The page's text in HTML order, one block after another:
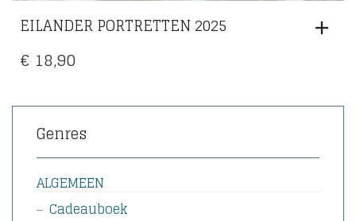
EILANDER PORTRETTEN 2025
€ 18,90
Genres
ALGEMEEN
Cadeauboek